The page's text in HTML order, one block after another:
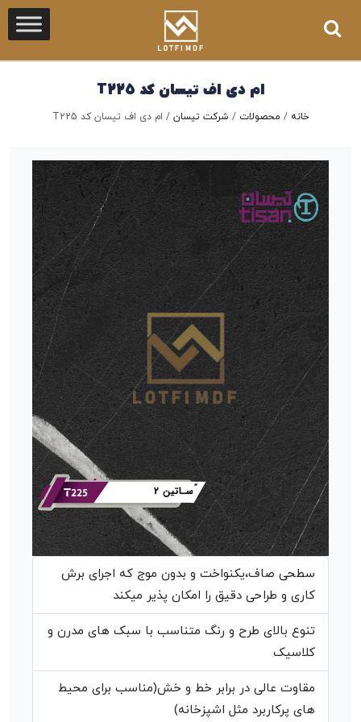
ام دی اف تیسان کد T225
خانه / محصولات / شرکت تیسان / ام دی اف تیسان کد T225
سطحی صاف،یکنواخت و بدون موج که اجرای برش
کاری و طراحی دقیق را امکان پذیر میکند
تنوع بالای طرح و رنگ متناسب با سبک های مدرن و
کلاسیک
مقاوت عالی در برابر خط و خش(مناسب برای محیط
های پرکاربرد مثل اشپزخانه)